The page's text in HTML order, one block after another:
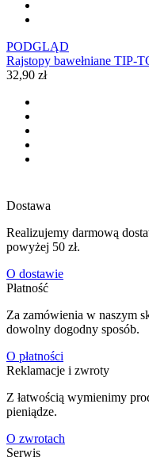
PODGLĄD
Rajstopy bawełniane TIP-
32,90 zł
Dostawa
Realizujemy darmową
powyżej 50 zł.
O dostawie
Płatność
Za zamówienia w naszym
dowolny dogodny sposób.
O płatności
Reklamacje i zwroty
Z łatwością wymienimy
pieniądze.
O zwrotach
Serwis